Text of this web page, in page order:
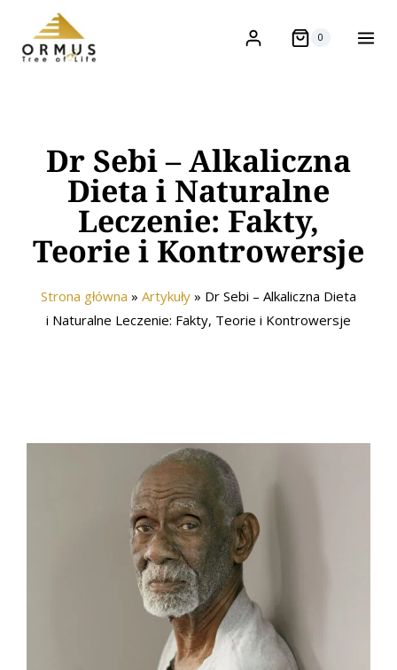
0
Dr Sebi – Alkaliczna
Dieta i Naturalne
Leczenie: Fakty,
Teorie i Kontrowersje
Strona główna » Artykuły » Dr Sebi – Alkaliczna Dieta
i Naturalne Leczenie: Fakty, Teorie i Kontrowersje